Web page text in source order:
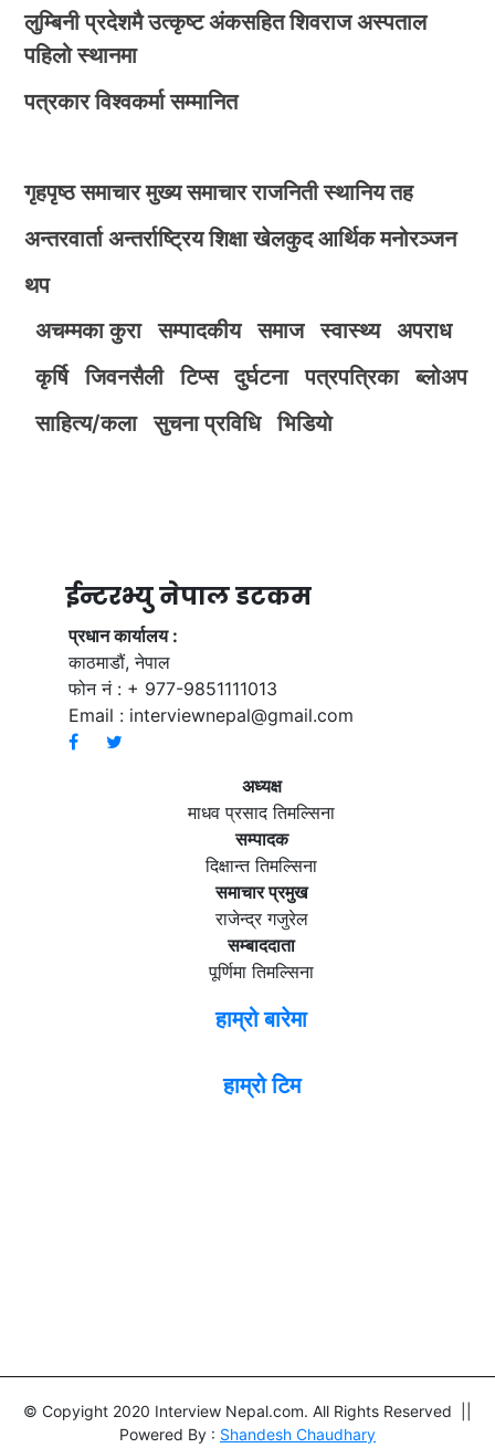
लुम्बिनी प्रदेशमै उत्कृष्ट अंकसहित शिवराज अस्पताल
पहिलो स्थानमा
पत्रकार विश्वकर्मा सम्मानित
गृहपृष्ठ समाचार मुख्य समाचार राजनिती स्थानिय तह
अन्तरवार्ता अन्तर्राष्ट्रिय शिक्षा खेलकुद आर्थिक मनोरञ्जन
थप
अचम्मका कुरा
सम्पादकीय समाज स्वास्थ्य
अपराध
कृर्षि
जिवनसैली टिप्स दुर्घटना पत्रपत्रिका
ब्लोअप
साहित्य/कला
सुचना प्रविधि भिडियाे
ईन्टरभ्यु नेपाल डटकम
प्रधान कार्यालय :
काठमाडौं, नेपाल
फोन नं : + 977-9851111013
Email : interviewnepal@gmail.com
अध्यक्ष
माधव प्रसाद तिमल्सिना
सम्पादक
दिक्षान्त तिमल्सिना
समाचार प्रमुख
राजेन्द्र गजुरेल
सम्बाददाता
पूर्णिमा तिमल्सिना
हाम्रो बारेमा
हाम्रो टिम
© Copyight 2020 Interview Nepal.com. All Rights Reserved ||
Powered By : Shandesh Chaudhary